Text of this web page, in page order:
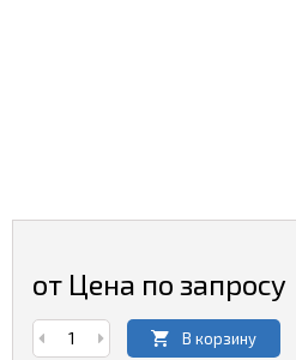
от Цена по запросу
В корзину